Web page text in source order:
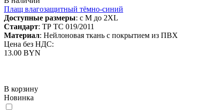
Плащ влагозащитный тёмно-синий
Доступные размеры: с M до 2XL
Стандарт: ТР ТС 019/2011
Материал: Нейлоновая ткань с покрытием из ПВХ
Цена без НДС:
13.00 BYN
В корзину
Новинка